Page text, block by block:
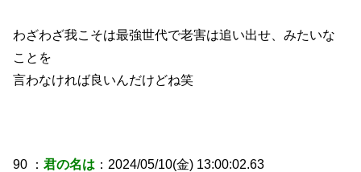
わざわざ我こそは最強世代で老害は追い出せ、みたいな
ことを
言わなければ良いんだけどね笑
90 ：君の名は ：2024/05/10(金) 13:00:02.63